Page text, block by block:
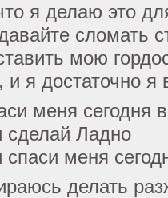
я делаю это
сломать
мою
и я достаточно я
меня сегодня
сделай Ладно
меня
делать